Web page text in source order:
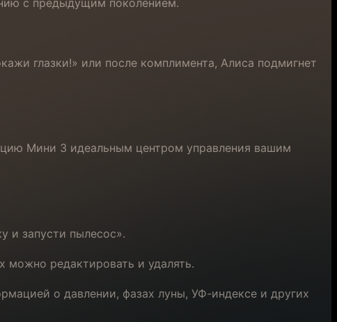
с предыдущим поколением.
глазки!» или после комплимента, Алиса подмигнет
Мини 3 идеальным центром управления вашим
и запусти пылесос».
можно редактировать и удалять.
о давлении, фазах луны, УФ-индексе и других